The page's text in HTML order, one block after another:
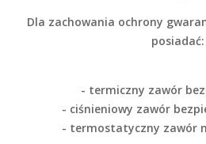
Dla zachowania ochrony
posiadać:
- termiczny zawór
- ciśnieniowy zawór
- termostatyczny zawór